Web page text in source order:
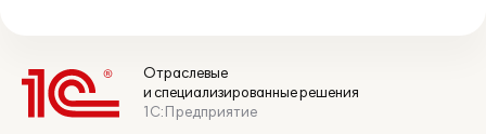
Отраслевые
и специализированные решения
1С:Предприятие